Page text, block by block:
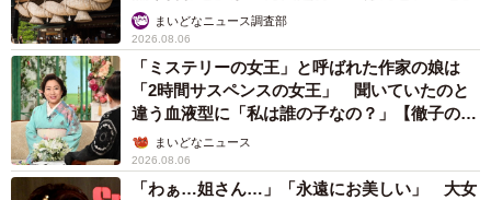
まいどなニュース調査部
2026.08.06
「ミステリーの女王」と呼ばれた作家の娘は
「2時間サスペンスの女王」 聞いていたのと
違う血液型に「私は誰の子なの？」【徹子の部
屋】まいどなニュース
2026.08.06
「わぁ…姐さん…」「永遠にお美しい」 大女